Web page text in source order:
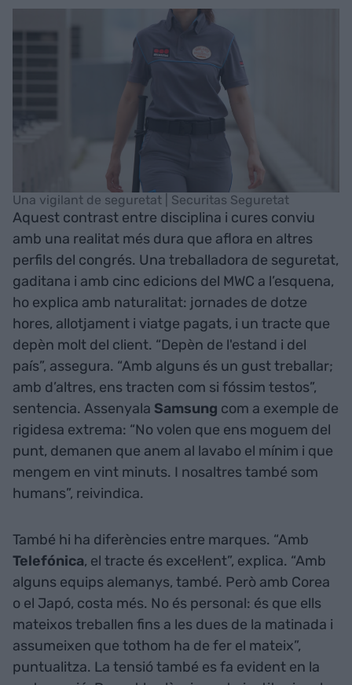
Una vigilant de seguretat | Securitas Seguretat
Aquest contrast entre disciplina i cures conviu
amb una realitat més dura que aflora en altres
perfils del congrés. Una treballadora de seguretat,
gaditana i amb cinc edicions del MWC a l’esquena,
ho explica amb naturalitat: jornades de dotze
hores, allotjament i viatge pagats, i un tracte que
depèn molt del client. “Depèn de l'estand i del
país”, assegura. “Amb alguns és un gust treballar;
amb d’altres, ens tracten com si fóssim testos”,
sentencia. Assenyala Samsung com a exemple de
rigidesa extrema: “No volen que ens moguem del
punt, demanen que anem al lavabo el mínim i que
mengem en vint minuts. I nosaltres també som
humans”, reivindica.
També hi ha diferències entre marques. “Amb
Telefónica, el tracte és excel·lent”, explica. “Amb
alguns equips alemanys, també. Però amb Corea
o el Japó, costa més. No és personal: és que ells
mateixos treballen fins a les dues de la matinada i
assumeixen que tothom ha de fer el mateix”,
puntualitza. La tensió també es fa evident en la